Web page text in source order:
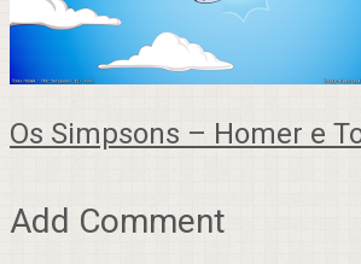
Os Simpsons – Homer e
Add Comment